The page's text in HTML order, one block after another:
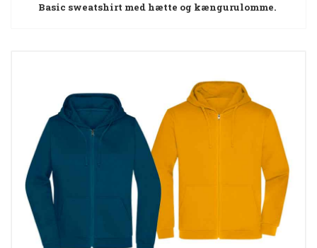
Basic sweatshirt med hætte og kængurulomme.